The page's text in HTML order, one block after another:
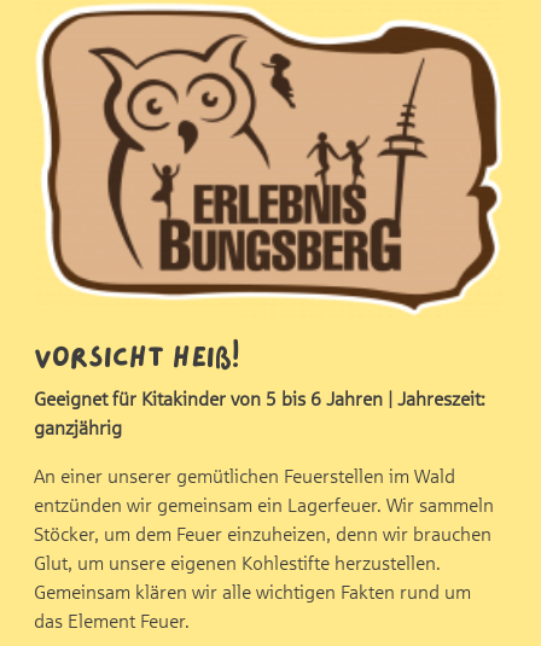
Vorsicht heiß!
Geeignet für Kitakinder von 5 bis 6 Jahren | Jahreszeit:
ganzjährig
An einer unserer gemütlichen Feuerstellen im Wald
entzünden wir gemeinsam ein Lagerfeuer. Wir sammeln
Stöcker, um dem Feuer einzuheizen, denn wir brauchen
Glut, um unsere eigenen Kohlestifte herzustellen.
Gemeinsam klären wir alle wichtigen Fakten rund um
das Element Feuer.